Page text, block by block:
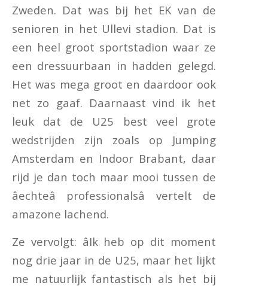
Zweden. Dat was bij het EK van de
senioren in het Ullevi stadion. Dat is
een heel groot sportstadion waar ze
een dressuurbaan in hadden gelegd.
Het was mega groot en daardoor ook
net zo gaaf. Daarnaast vind ik het
leuk dat de U25 best veel grote
wedstrijden zijn zoals op Jumping
Amsterdam en Indoor Brabant, daar
rijd je dan toch maar mooi tussen de
âechteâ professionalsâ vertelt de
amazone lachend.
Ze vervolgt: âIk heb op dit moment
nog drie jaar in de U25, maar het lijkt
me natuurlijk fantastisch als het bij